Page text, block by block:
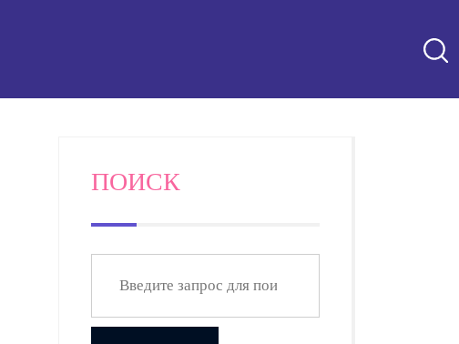
ПОИСК